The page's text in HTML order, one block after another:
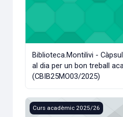
Biblioteca.Montilivi -
al dia per un bon treball
(CBIB25MO03/2025)
Biblioteca.CampusCentre -
Curs acadèmic 2025/26